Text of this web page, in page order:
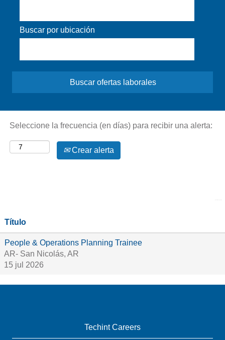
Buscar por ubicación
Seleccione la frecuencia (en días) para recibir una alerta:
Crear alerta
Título
People & Operations Planning Trainee
AR- San Nicolás, AR
15 jul 2026
Techint Careers